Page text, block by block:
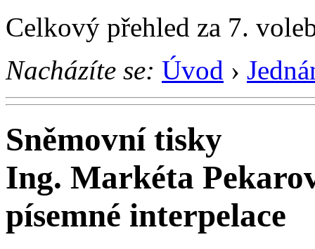
Celkový přehled za 7.
Nacházíte se: Úvod ›
Sněmovní tisky
Ing. Markéta
písemné interpelace